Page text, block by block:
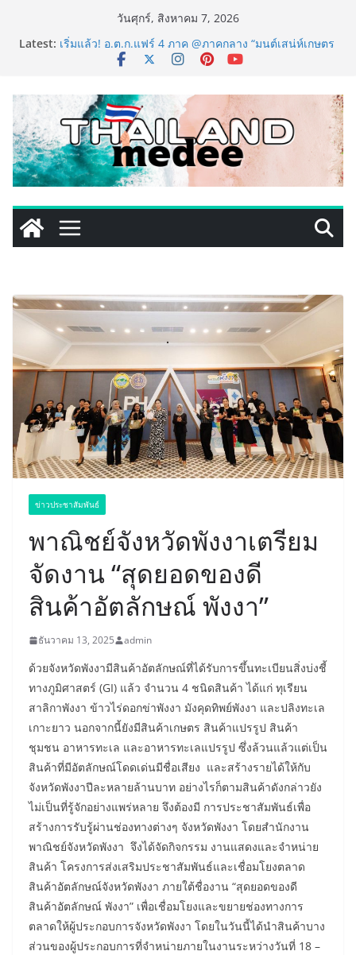
วันศุกร์, สิงหาคม 7, 2026
Latest: เริ่มแล้ว! อ.ต.ก.แฟร์ 4 ภาค @ภาคกลาง “มนต์เสน่ห์เกษตร
ไทย สู่ใจกลางมหานคร” ชวนชิม ช้อป สินค้าเกษตร
ททท. ประกาศความสำเร็จ Village to the World Season
5 ผนึก 9 พันธมิตร ขับเคลื่อน ESG Tourism สืบสานพระ
ราชปณิธาน สร้างคุณค่าการท่องเที่ยวไทยอย่างยั่งยืน
เหิงลี่ แมนูแฟคเจอริ่ง เทคโนโลยี (ไทยแลนด์) เปิดโรงงาน
แห่งใหม่ในชลบุรี เดินหน้าขยายฐานการผลิตสู่เอเชียตะวัน
ออกเฉียงใต้ เสริมแกร่งยุทธศาสตร์ระดับโลก
TECNO ประกาศทรานส์ฟอร์มจากเกมมิ่งโฟน สู่ไลฟ์สไตล์
แฟชั่นไอเท็ม เสิร์ฟใหญ่ปักหมุดแลนมาร์คใหม่กลางสถานี
MRT วาง POVA 8 Series จุดเริ่มต้นครั้งสำคัญ
PIPPER STANDARD® เปิดตัวแชมพูอาบน้ำ และ โฟมอาบ
แห้งสัตว์เลี้ยง ชูนวัตกรรมพลังธรรมชาติ “Zero-Residue”
ข่าวประชาสัมพันธ์
พาณิชย์จังหวัดพังงาเตรียม
จัดงาน “สุดยอดของดี
สินค้าอัตลักษณ์ พังงา”
ธันวาคม 13, 2025 admin
ด้วยจังหวัดพังงามีสินค้าอัตลักษณ์ที่ได้รับการขึ้นทะเบียนสิ่งบ่งชี้
ทางภูมิศาสตร์ (GI) แล้ว จำนวน 4 ชนิดสินค้า ได้แก่ ทุเรียน
สาลิกาพังงา ข้าวไร่ดอกข่าพังงา มังคุดทิพย์พังงา และปลิงทะเล
เกาะยาว นอกจากนี้ยังมีสินค้าเกษตร สินค้าแปรรูป สินค้า
ชุมชน อาหารทะเล และอาหารทะเลแปรรูป ซึ่งล้วนแล้วแต่เป็น
สินค้าที่มีอัตลักษณ์โดดเด่นมีชื่อเสียง และสร้างรายได้ให้กับ
จังหวัดพังงาปีละหลายล้านบาท อย่างไรก็ตามสินค้าดังกล่าวยัง
ไม่เป็นที่รู้จักอย่างแพร่หลาย จึงต้องมี การประชาสัมพันธ์เพื่อ
สร้างการรับรู้ผ่านช่องทางต่างๆ จังหวัดพังงา โดยสำนักงาน
พาณิชย์จังหวัดพังงา จึงได้จัดกิจกรรม งานแสดงและจำหน่าย
สินค้า โครงการส่งเสริมประชาสัมพันธ์และเชื่อมโยงตลาด
สินค้าอัตลักษณ์จังหวัดพังงา ภายใต้ชื่องาน “สุดยอดของดี
สินค้าอัตลักษณ์ พังงา” เพื่อเชื่อมโยงและขยายช่องทางการ
ตลาดให้ผู้ประกอบการจังหวัดพังงา โดยในวันนี้ได้นำสินค้าบาง
ส่วนของผู้ประกอบการที่จำหน่ายภายในงานระหว่างวันที่ 18 –